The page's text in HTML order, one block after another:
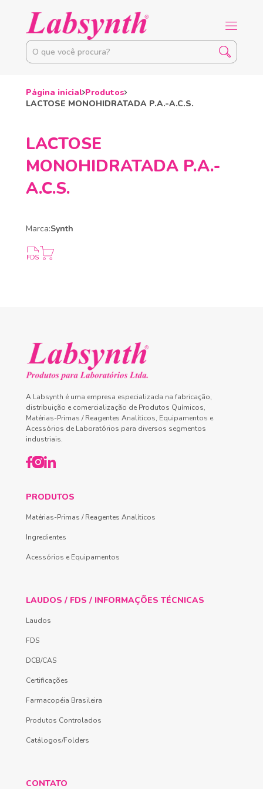
Página inicial Produtos
LACTOSE MONOHIDRATADA P.A.-A.C.S.
LACTOSE
MONOHIDRATADA P.A.-
A.C.S.
Marca:Synth
A Labsynth é uma empresa especializada na fabricação,
distribuição e comercialização de Produtos Químicos,
Matérias-Primas / Reagentes Analíticos, Equipamentos e
Acessórios de Laboratórios para diversos segmentos
industriais.
PRODUTOS
Matérias-Primas / Reagentes Analíticos
Ingredientes
Acessórios e Equipamentos
LAUDOS / FDS / INFORMAÇÕES TÉCNICAS
Laudos
FDS
DCB/CAS
Certificações
Farmacopéia Brasileira
Produtos Controlados
Catálogos/Folders
CONTATO